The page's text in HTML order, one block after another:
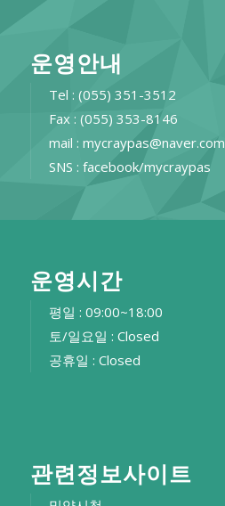
운영안내
Tel : (055) 351-3512
Fax : (055) 353-8146
mail : mycraypas@naver.com
SNS : facebook/mycraypas
운영시간
평일 : 09:00~18:00
토/일요일 : Closed
공휴일 : Closed
관련정보사이트